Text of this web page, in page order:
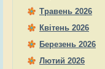
Травень 2026
Квітень 2026
Березень 2026
Лютий 2026